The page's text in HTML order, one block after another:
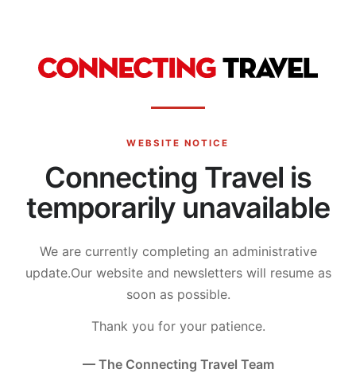
WEBSITE NOTICE
Connecting Travel is
temporarily unavailable
We are currently completing an administrative
update.Our website and newsletters will resume as
soon as possible.
Thank you for your patience.
— The Connecting Travel Team